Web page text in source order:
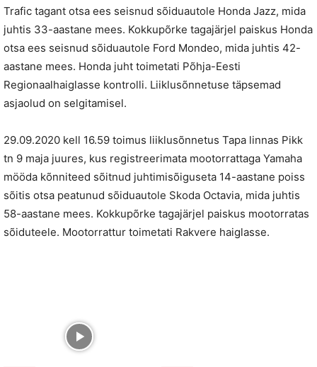
Trafic tagant otsa ees seisnud sõiduautole Honda Jazz, mida
juhtis 33-aastane mees. Kokkupõrke tagajärjel paiskus Honda
otsa ees seisnud sõiduautole Ford Mondeo, mida juhtis 42-
aastane mees. Honda juht toimetati Põhja-Eesti
Regionaalhaiglasse kontrolli. Liiklusõnnetuse täpsemad
asjaolud on selgitamisel.
29.09.2020 kell 16.59 toimus liiklusõnnetus Tapa linnas Pikk
tn 9 maja juures, kus registreerimata mootorrattaga Yamaha
mööda kõnniteed sõitnud juhtimisõiguseta 14-aastane poiss
sõitis otsa peatunud sõiduautole Skoda Octavia, mida juhtis
58-aastane mees. Kokkupõrke tagajärjel paiskus mootorratas
sõiduteele. Mootorrattur toimetati Rakvere haiglasse.